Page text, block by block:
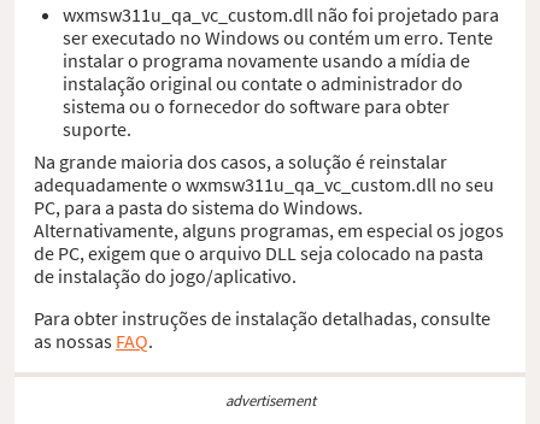
wxmsw311u_qa_vc_custom.dll não foi projetado para
ser executado no Windows ou contém um erro. Tente
instalar o programa novamente usando a mídia de
instalação original ou contate o administrador do
sistema ou o fornecedor do software para obter
suporte.
Na grande maioria dos casos, a solução é reinstalar
adequadamente o wxmsw311u_qa_vc_custom.dll no seu
PC, para a pasta do sistema do Windows.
Alternativamente, alguns programas, em especial os jogos
de PC, exigem que o arquivo DLL seja colocado na pasta
de instalação do jogo/aplicativo.
Para obter instruções de instalação detalhadas, consulte
as nossas FAQ.
advertisement